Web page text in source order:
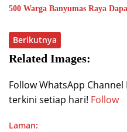
500 Warga Banyumas Raya
Berikutnya
Related Images:
Follow WhatsApp
terkini setiap hari! Follow
Laman: